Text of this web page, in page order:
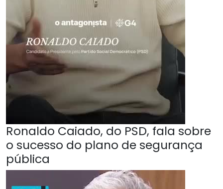
Ronaldo Caiado, do PSD, fala sobre
o sucesso do plano de segurança
pública